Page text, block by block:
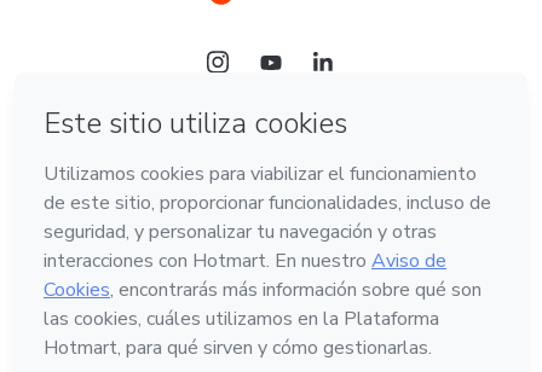
Idioma
Hotmart — 2011-2026 © Todos los derechos
reservados